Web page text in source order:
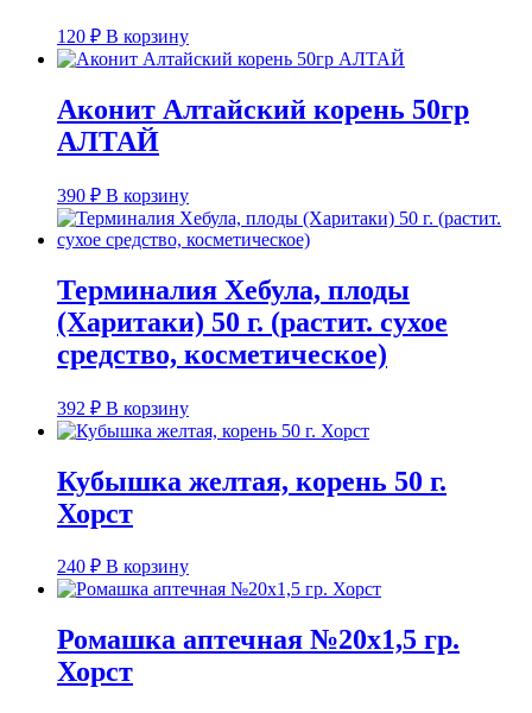
120 ₽ В корзину
Аконит Алтайский корень 50гр
АЛТАЙ
390 ₽ В корзину
Терминалия Хебула, плоды
(Харитаки) 50 г. (растит. сухое
средство, косметическое)
392 ₽ В корзину
Кубышка желтая, корень 50 г.
Хорст
240 ₽ В корзину
Ромашка аптечная №20х1,5 гр.
Хорст